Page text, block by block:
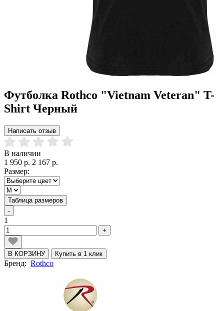
Футболка Rothco "Vietnam Veteran" T-
Shirt Черный
Написать отзыв
В наличии
1 950 р. 2 167 р.
Размер:
Таблица размеров
-
1
+
В КОРЗИНУ Купить в 1 клик
Бренд: Rothco